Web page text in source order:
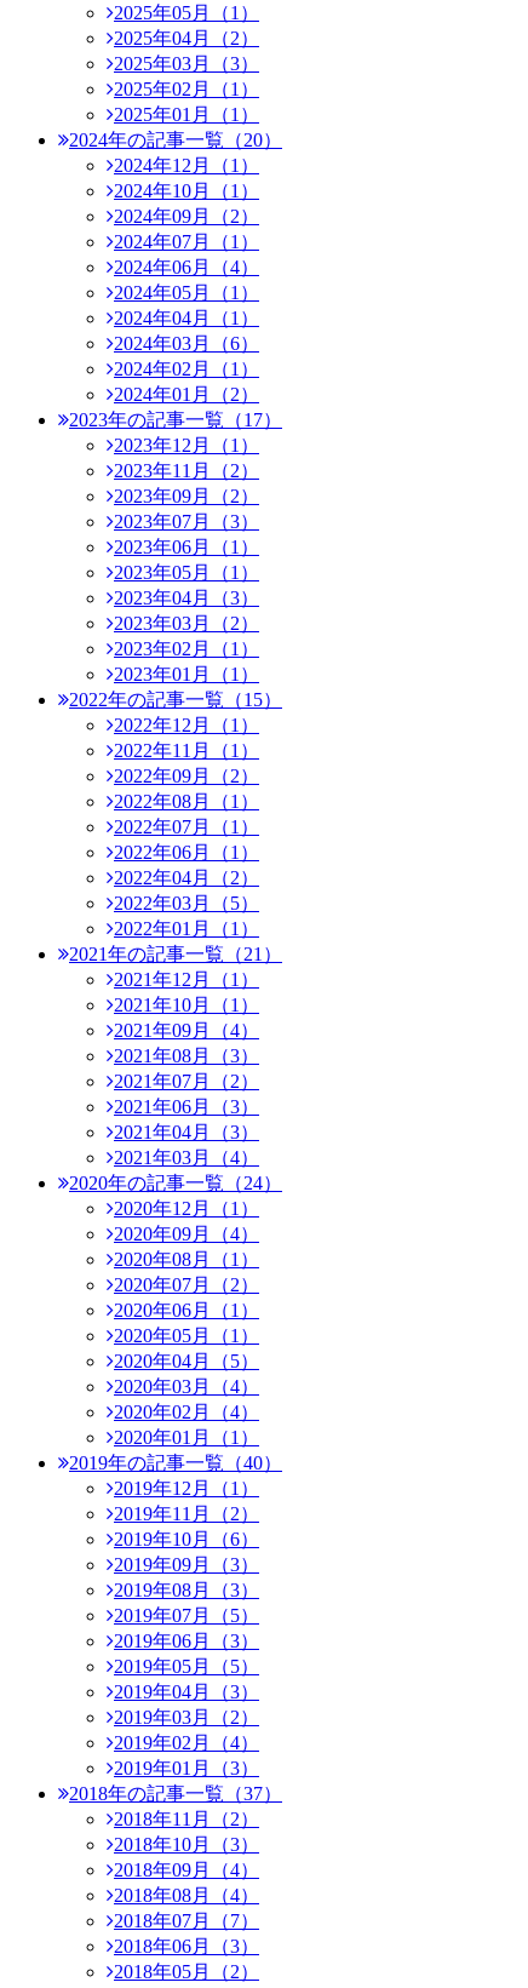
2025年05月（1）
2025年04月（2）
2025年03月（3）
2025年02月（1）
2025年01月（1）
2024年の記事一覧（20）
2024年12月（1）
2024年10月（1）
2024年09月（2）
2024年07月（1）
2024年06月（4）
2024年05月（1）
2024年04月（1）
2024年03月（6）
2024年02月（1）
2024年01月（2）
2023年の記事一覧（17）
2023年12月（1）
2023年11月（2）
2023年09月（2）
2023年07月（3）
2023年06月（1）
2023年05月（1）
2023年04月（3）
2023年03月（2）
2023年02月（1）
2023年01月（1）
2022年の記事一覧（15）
2022年12月（1）
2022年11月（1）
2022年09月（2）
2022年08月（1）
2022年07月（1）
2022年06月（1）
2022年04月（2）
2022年03月（5）
2022年01月（1）
2021年の記事一覧（21）
2021年12月（1）
2021年10月（1）
2021年09月（4）
2021年08月（3）
2021年07月（2）
2021年06月（3）
2021年04月（3）
2021年03月（4）
2020年の記事一覧（24）
2020年12月（1）
2020年09月（4）
2020年08月（1）
2020年07月（2）
2020年06月（1）
2020年05月（1）
2020年04月（5）
2020年03月（4）
2020年02月（4）
2020年01月（1）
2019年の記事一覧（40）
2019年12月（1）
2019年11月（2）
2019年10月（6）
2019年09月（3）
2019年08月（3）
2019年07月（5）
2019年06月（3）
2019年05月（5）
2019年04月（3）
2019年03月（2）
2019年02月（4）
2019年01月（3）
2018年の記事一覧（37）
2018年11月（2）
2018年10月（3）
2018年09月（4）
2018年08月（4）
2018年07月（7）
2018年06月（3）
2018年05月（2）